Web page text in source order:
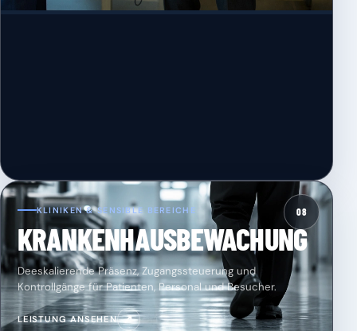
08
KLINIKEN & SENSIBLE BEREICHE
KRANKENHAUSBEWACHUNG
Deeskalierende Präsenz, Zugangssteuerung und
Kontrollgänge für Patienten, Personal und Besucher.
LEISTUNG ANSEHEN ↗